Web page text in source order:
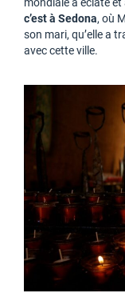
c’est à Sedona, où
son mari, qu’elle a
avec cette ville.